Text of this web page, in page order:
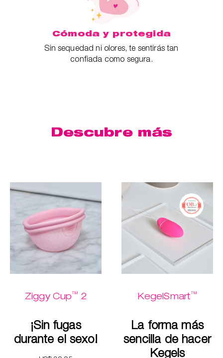
Cómoda y protegida
Sin sequedad ni olores, te sentirás tan
confiada como segura.
Descubre más
Ziggy Cup™ 2
¡Sin fugas
durante el sexo!
KegelSmart™
La forma más
sencilla de hacer
Kegels